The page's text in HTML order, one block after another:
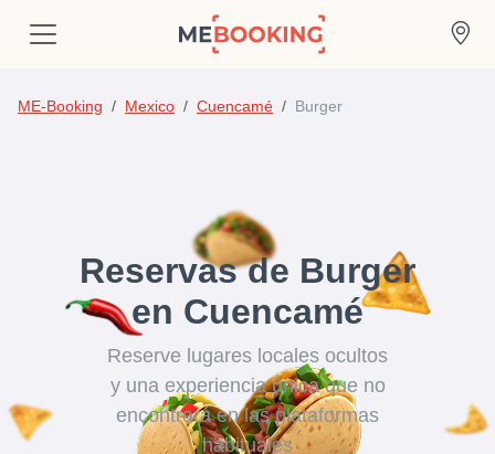
ME-Booking Mexico Cuencamé Burger
Reservas de Burger
en Cuencamé
Reserve lugares locales ocultos
y una experiencia única que no
encontrará en las plataformas
habituales